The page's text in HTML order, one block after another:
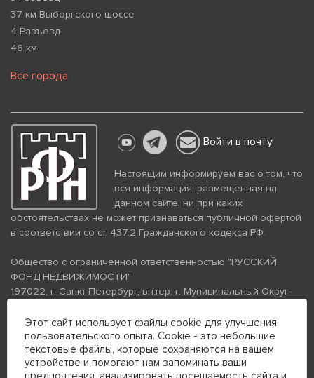
37 км Выборгского шоссе
4 Разъезд
46 км
Все города
Войти в почту
Настоящим информируем вас о том, что
вся информация, размещенная на
данном сайте, ни при каких
обстоятельствах не может признаваться публичной офертой
в соответствии со ст. 437.2 Гражданского кодекса РФ.
Общество с ограниченной ответственностью "РУССКИЙ
ФОНД НЕДВИЖИМОСТИ"
197022, г. Санкт-Петербург, вн.тер. г. Муниципальный Округ
помещение 26Н, комната 103
ИНН 7813672570 КПП 781301001 ОГРН 1237800058870
Политика конфиденциальности
Политика обработки
персональных данных
Этот сайт использует файлы cookie для улучшения
пользовательского опыта. Cookie - это небольшие
текстовые файлы, которые сохраняются на вашем
устройстве и помогают нам запоминать ваши